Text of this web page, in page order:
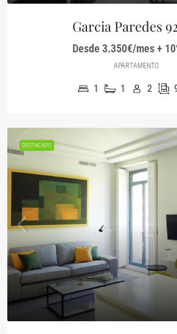
Garcia Paredes
Desde 3.350€/mes +
APARTAMENTO
1 1 2
DESTACADO